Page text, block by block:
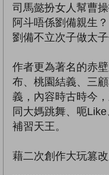
司馬懿扮女人幫曹操
阿斗唔係劉備親生？
劉備不立次子做太
作者更為著名的赤
布、桃園結義、三
義，內容時古時今
同大媽跳舞、呃
補習天王。
藉二次創作大玩篡